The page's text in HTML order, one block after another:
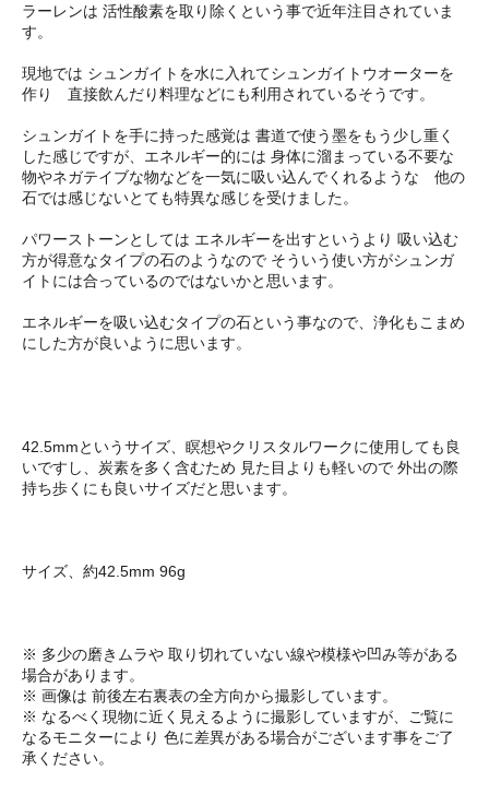
ラーレンは 活性酸素を取り除くという事で近年注目されていま
す。
現地では シュンガイトを水に入れてシュンガイトウオーターを
作り 直接飲んだり料理などにも利用されているそうです。
シュンガイトを手に持った感覚は 書道で使う墨をもう少し重く
した感じですが、エネルギー的には 身体に溜まっている不要な
物やネガテイブな物などを一気に吸い込んでくれるような 他の
石では感じないとても特異な感じを受けました。
パワーストーンとしては エネルギーを出すというより 吸い込む
方が得意なタイプの石のようなので そういう使い方がシュンガ
イトには合っているのではないかと思います。
エネルギーを吸い込むタイプの石という事なので、浄化もこまめ
にした方が良いように思います。
42.5mmというサイズ、瞑想やクリスタルワークに使用しても良
いですし、炭素を多く含むため 見た目よりも軽いので 外出の際
持ち歩くにも良いサイズだと思います。
サイズ、約42.5mm 96g
※ 多少の磨きムラや 取り切れていない線や模様や凹み等がある
場合があります。
※ 画像は 前後左右裏表の全方向から撮影しています。
※ なるべく現物に近く見えるように撮影していますが、ご覧に
なるモニターにより 色に差異がある場合がございます事をご了
承ください。